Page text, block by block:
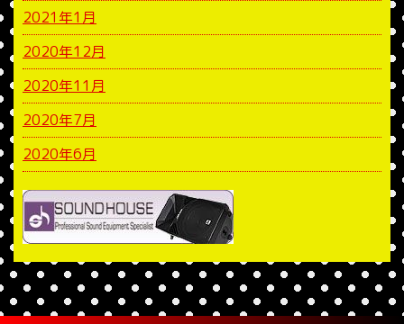
2021年1月
2020年12月
2020年11月
2020年7月
2020年6月